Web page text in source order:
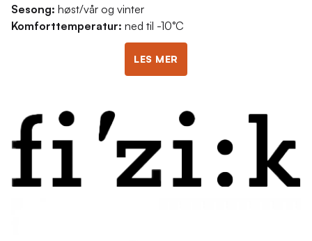
Sesong: høst/vår og vinter
Komforttemperatur: ned til -10°C
LES MER